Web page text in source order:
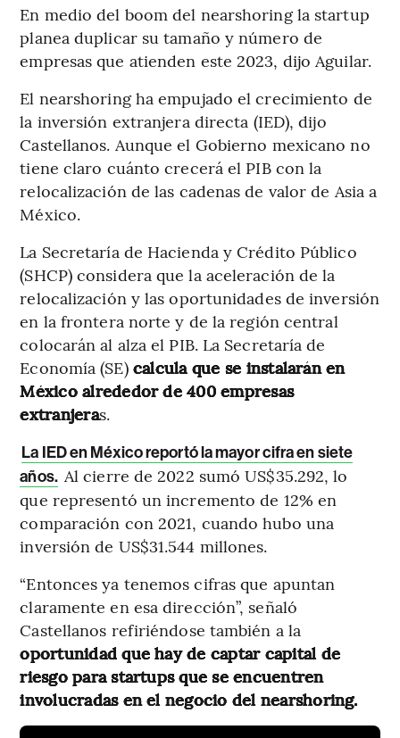
En medio del boom del nearshoring la startup
planea duplicar su tamaño y número de
empresas que atienden este 2023, dijo Aguilar.
El nearshoring ha empujado el crecimiento de
la inversión extranjera directa (IED), dijo
Castellanos. Aunque el Gobierno mexicano no
tiene claro cuánto crecerá el PIB con la
relocalización de las cadenas de valor de Asia a
México.
La Secretaría de Hacienda y Crédito Público
(SHCP) considera que la aceleración de la
relocalización y las oportunidades de inversión
en la frontera norte y de la región central
colocarán al alza el PIB. La Secretaría de
Economía (SE)calcula que se instalarán en
México alrededor de 400 empresas
extranjeras.
La IED en México reportó la mayor cifra en siete
años. Al cierre de 2022 sumó US$35.292, lo
que representó un incremento de 12% en
comparación con 2021, cuando hubo una
inversión de US$31.544 millones.
“Entonces ya tenemos cifras que apuntan
claramente en esa dirección”, señaló
Castellanos refiriéndose también a la
oportunidad que hay de captar capital de
riesgo para startups que se encuentren
involucradas en el negocio del nearshoring.